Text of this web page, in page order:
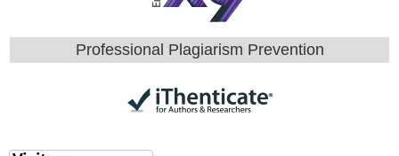
Professional Plagiarism Prevention